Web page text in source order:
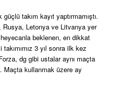
takım kayıt yaptırmamıştı.
Letonya ve Litvanya yer
beklenen, en dikkat
3 yıl sonra ilk kez
dg gibi ustalar aynı maçta
Maçta kullanmak üzere ay